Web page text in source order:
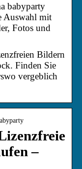
babyparty
Auswahl mit
Fotos und
Bildern
Finden Sie
vergeblich
–